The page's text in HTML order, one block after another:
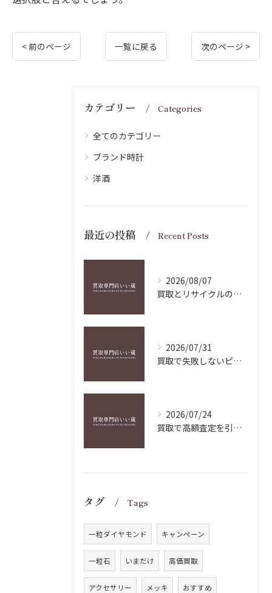
< 前のページ 一覧に戻る 次のページ >
カテゴリー Categories
全てのカテゴリー
ブランド時計
洋酒
最近の投稿 Recent Posts
2026/08/07
買取とリサイクルの賢い活用術で手間なく不要品を高く現金化するコツ
2026/07/31
買取で失敗しないピアノ楽譜の高価売却ガイド兵庫県版
2026/07/24
買取で高額査定を引き出すコツと成功する戦略的交渉術
タグ Tags
一粒ダイヤモンド キャンペーン
一粒石 いまだけ 高価買取
アクセサリー メッキ おすすめ